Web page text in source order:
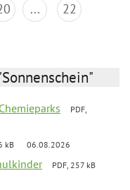
... 22
PDF,
kB 06.08.2026
PDF, 257 kB